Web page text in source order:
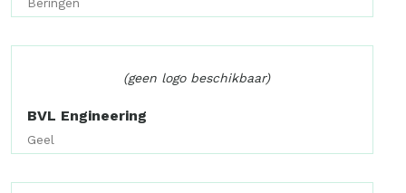
(geen logo beschikbaar)
BVL Engineering
Geel